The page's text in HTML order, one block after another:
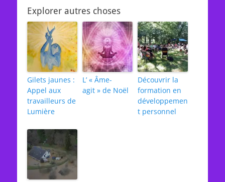
Explorer autres choses
Gilets jaunes :
Appel aux
travailleurs de
Lumière
L’ « Âme-
agit » de Noël
Découvrir la
formation en
développemen
t personnel